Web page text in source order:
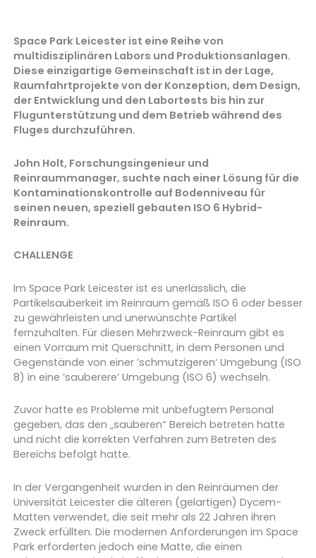
Space Park Leicester ist eine Reihe von
multidisziplinären Labors und Produktionsanlagen.
Diese einzigartige Gemeinschaft ist in der Lage,
Raumfahrtprojekte von der Konzeption, dem Design,
der Entwicklung und den Labortests bis hin zur
Flugunterstützung und dem Betrieb während des
Fluges durchzuführen.
John Holt, Forschungsingenieur und
Reinraummanager, suchte nach einer Lösung für die
Kontaminationskontrolle auf Bodenniveau für
seinen neuen, speziell gebauten ISO 6 Hybrid-
Reinraum.
CHALLENGE
Im Space Park Leicester ist es unerlässlich, die
Partikelsauberkeit im Reinraum gemäß ISO 6 oder besser
zu gewährleisten und unerwünschte Partikel
fernzuhalten. Für diesen Mehrzweck-Reinraum gibt es
einen Vorraum mit Querschnitt, in dem Personen und
Gegenstände von einer ’schmutzigeren‘ Umgebung (ISO
8) in eine ’sauberere‘ Umgebung (ISO 6) wechseln.
Zuvor hatte es Probleme mit unbefugtem Personal
gegeben, das den „sauberen“ Bereich betreten hatte
und nicht die korrekten Verfahren zum Betreten des
Bereichs befolgt hatte.
In der Vergangenheit wurden in den Reinräumen der
Universität Leicester die älteren (gelartigen) Dycem-
Matten verwendet, die seit mehr als 22 Jahren ihren
Zweck erfüllten. Die modernen Anforderungen im Space
Park erforderten jedoch eine Matte, die einen